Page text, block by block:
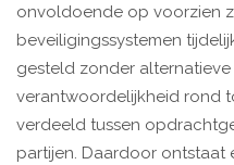
onvoldoende op voorzien
beveiligingssystemen
gesteld zonder
verantwoordelijkheid rond
verdeeld tussen
partijen. Daardoor ontstaat